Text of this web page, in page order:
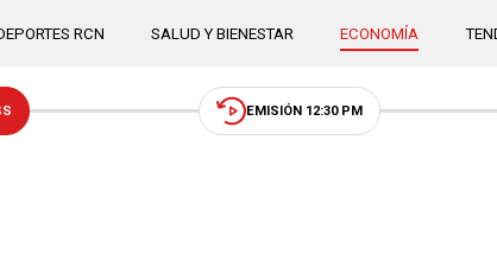
RCN SALUD Y BIENESTAR ECONOMÍA
EMISIÓN 12:30 PM